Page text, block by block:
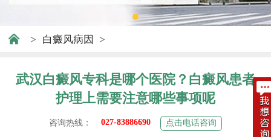
> 白癜风病因 >
武汉白癜风专科是哪个医院？白癜风患者
护理上需要注意哪些事项呢
咨询热线： 027-83886690 点击电话咨询